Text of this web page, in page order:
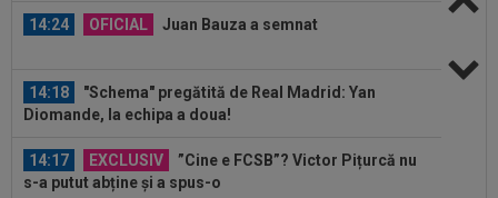
14:24 OFICIAL Juan Bauza a semnat
14:18
"Schema" pregătită de Real Madrid: Yan
Diomande, la echipa a doua!
14:17 EXCLUSIV
”Cine e FCSB”? Victor Pițurcă nu
s-a putut abține și a spus-o